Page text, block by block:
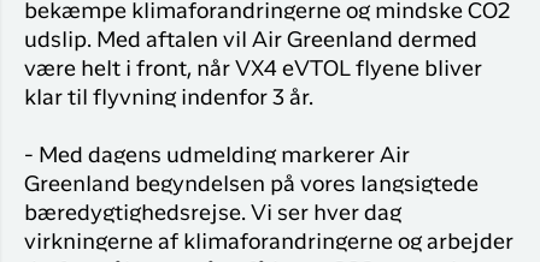
bekæmpe klimaforandringerne og mindske CO2
udslip. Med aftalen vil Air Greenland dermed
være helt i front, når VX4 eVTOL flyene bliver
klar til flyvning indenfor 3 år.
- Med dagens udmelding markerer Air
Greenland begyndelsen på vores langsigtede
bæredygtighedsrejse. Vi ser hver dag
virkningerne af klimaforandringerne og arbejder